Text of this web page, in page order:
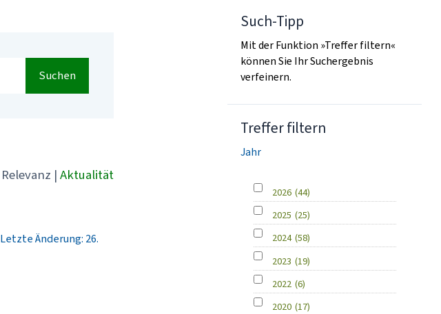
Suchen
Relevanz | Aktualität
Letzte Änderung: 26.
Such-Tipp
Mit der Funktion »Treffer filtern«
können Sie Ihr Suchergebnis
verfeinern.
Treffer filtern
Jahr
2026 (44)
2025 (25)
2024 (58)
2023 (19)
2022 (6)
2020 (17)